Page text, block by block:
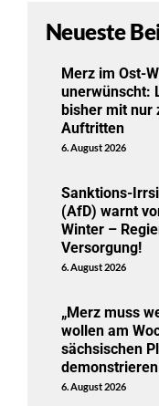
Neueste
Merz im Ost-
unerwünscht:
bisher mit nur
Auftritten
6. August 2026
Sanktions-
(AfD) warnt
Winter –
Versorgung!
6. August 2026
„Merz muss
wollen am
sächsischen
demonstrieren
6. August 2026